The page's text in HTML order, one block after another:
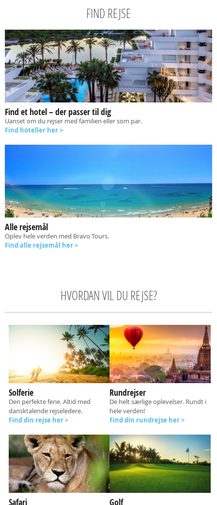
FIND REJSE
Find et hotel – der passer til dig
Uanset om du rejser med familien eller som par.
Find hoteller her >
Alle rejsemål
Oplev hele verden med Bravo Tours.
Find alle rejsemål her >
HVORDAN VIL DU REJSE?
Solferie
Den perfekte ferie. Altid med
dansktalende rejseledere.
Find din rejse her >
Rundrejser
De helt særlige oplevelser. Rundt i
hele verden!
Find din rundrejse her >
Safari Golf